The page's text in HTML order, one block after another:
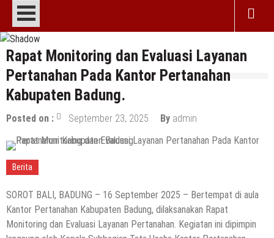
Rapat Monitoring dan Evaluasi Layanan
Pertanahan Pada Kantor Pertanahan
Kabupaten Badung.
Posted on : September 23, 2025 By admin
Berita
SOROT BALI, BADUNG – 16 September 2025 – Bertempat di aula
Kantor Pertanahan Kabupaten Badung, dilaksanakan Rapat
Monitoring dan Evaluasi Layanan Pertanahan. Kegiatan ini dipimpin